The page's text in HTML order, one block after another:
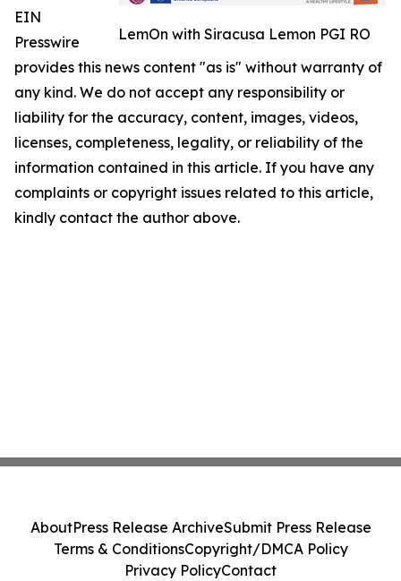
LemOn with Siracusa Lemon PGI RO
EIN
Presswire
provides this news content "as is" without warranty of
any kind. We do not accept any responsibility or
liability for the accuracy, content, images, videos,
licenses, completeness, legality, or reliability of the
information contained in this article. If you have any
complaints or copyright issues related to this article,
kindly contact the author above.
AboutPress Release ArchiveSubmit Press Release
Terms & ConditionsCopyright/DMCA Policy
Privacy PolicyContact